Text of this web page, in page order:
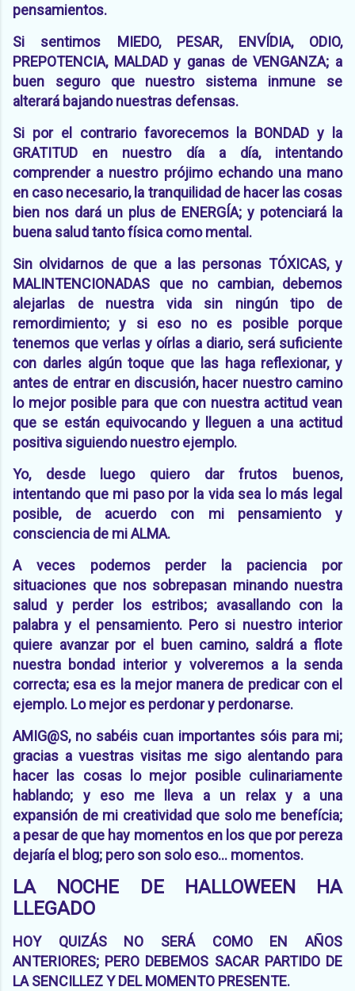
pensamientos.
Si sentimos MIEDO, PESAR, ENVÍDIA, ODIO,
PREPOTENCIA, MALDAD y ganas de VENGANZA; a
buen seguro que nuestro sistema inmune se
alterará bajando nuestras defensas.
Si por el contrario favorecemos la BONDAD y la
GRATITUD en nuestro día a día, intentando
comprender a nuestro prójimo echando una mano
en caso necesario, la tranquilidad de hacer las cosas
bien nos dará un plus de ENERGÍA; y potenciará la
buena salud tanto física como mental.
Sin olvidarnos de que a las personas TÓXICAS, y
MALINTENCIONADAS que no cambian, debemos
alejarlas de nuestra vida sin ningún tipo de
remordimiento; y si eso no es posible porque
tenemos que verlas y oírlas a diario, será suficiente
con darles algún toque que las haga reflexionar, y
antes de entrar en discusión, hacer nuestro camino
lo mejor posible para que con nuestra actitud vean
que se están equivocando y lleguen a una actitud
positiva siguiendo nuestro ejemplo.
Yo, desde luego quiero dar frutos buenos,
intentando que mi paso por la vida sea lo más legal
posible, de acuerdo con mi pensamiento y
consciencia de mi ALMA.
A veces podemos perder la paciencia por
situaciones que nos sobrepasan minando nuestra
salud y perder los estribos; avasallando con la
palabra y el pensamiento. Pero si nuestro interior
quiere avanzar por el buen camino, saldrá a flote
nuestra bondad interior y volveremos a la senda
correcta; esa es la mejor manera de predicar con el
ejemplo. Lo mejor es perdonar y perdonarse.
AMIG@S, no sabéis cuan importantes sóis para mi;
gracias a vuestras visitas me sigo alentando para
hacer las cosas lo mejor posible culinariamente
hablando; y eso me lleva a un relax y a una
expansión de mi creatividad que solo me benefícia;
a pesar de que hay momentos en los que por pereza
dejaría el blog; pero son solo eso... momentos.
LA NOCHE DE HALLOWEEN HA
LLEGADO
HOY QUIZÁS NO SERÁ COMO EN AÑOS
ANTERIORES; PERO DEBEMOS SACAR PARTIDO DE
LA SENCILLEZ Y DEL MOMENTO PRESENTE.